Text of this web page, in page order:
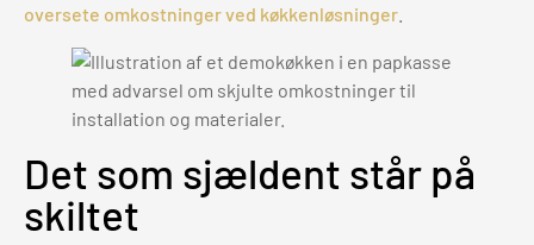
oversete omkostninger ved køkkenløsninger
Det som sjældent står på
skiltet